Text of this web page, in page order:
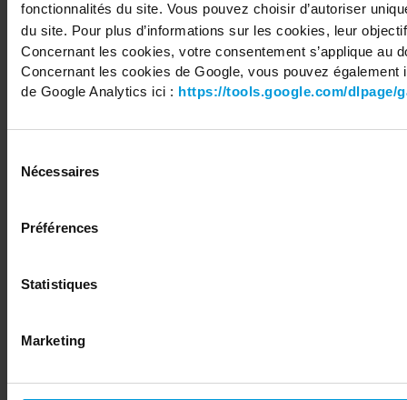
fonctionnalités du site. Vous pouvez choisir d’autoriser
du site. Pour plus d’informations sur les cookies, leur
Concernant les cookies, votre consentement s’applique au
Concernant les cookies de Google, vous pouvez
de Google Analytics ici : https://tools.google.com/dlpage/
Nécessaires
Préférences
Statistiques
Marketing